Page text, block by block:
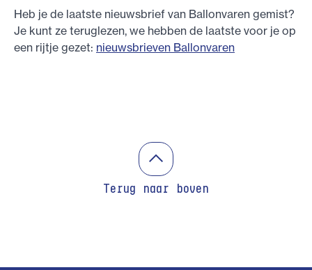
Heb je de laatste nieuwsbrief van Ballonvaren gemist?
Je kunt ze teruglezen, we hebben de laatste voor je op
een rijtje gezet: nieuwsbrieven Ballonvaren
Terug naar boven